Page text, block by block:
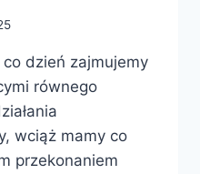
dzień zajmujemy
równego
wciąż mamy co
przekonaniem